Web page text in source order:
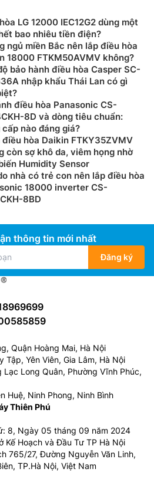
khử mùi
18000 APS/APO-
bị bộ lọc diệt khuẩn có khả
trong phòng, đồng thời bộ lọc
loại bụi bẩn và các chất gây
thú nuôi… trả lại bầu không
phòng của bạn.
APS/APO-180/MORANDI sử
thân thiện với môi trường,
kính thải ra môi trường, đồng
dụng năng lượng hiệu quả hơn
sâu hơn.
LG 12000 IEC12G2 dùng một
bao nhiêu tiền điện?
ngủ miền Bắc nên lắp điều hòa
18000 FTKM50AVMV không?
bảo hành điều hòa Casper SC-
nhập khẩu Thái Lan có gì
điều hòa Panasonic CS-
8D và dòng tiêu chuẩn:
cấp nào đáng giá?
điều hòa Daikin FTKY35ZVMV
còn sợ khô da, viêm họng nhờ
Humidity Sensor
nhà có trẻ con nên lắp điều hòa
18000 inverter CS-
8BD
thông tin mới nhất
Đăng ký
Quận Hoàng Mai, Hà Nội
Tập, Yên Viên, Gia Lâm, Hà Nội
Long Quân, Phường Vĩnh Phúc,
Huệ, Ninh Phong, Ninh Bình
Thiên Phú
8, Ngày 05 tháng 09 năm 2024
Kế Hoạch và Đầu Tư TP Hà Nội
765/27, Đường Nguyễn Văn Linh,
TP.Hà Nội, Việt Nam